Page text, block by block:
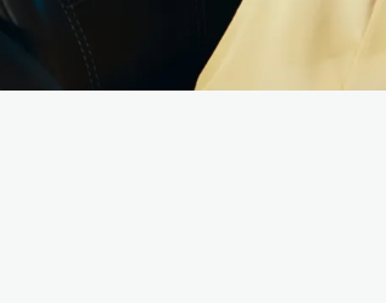
Découvrez